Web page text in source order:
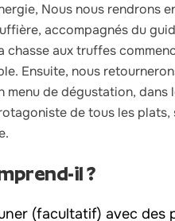
Nous nous rendrons
accompagnés du
chasse aux truffes
. Ensuite, nous
menu de dégustation, dans
de tous les
il ?
(facultatif) avec des